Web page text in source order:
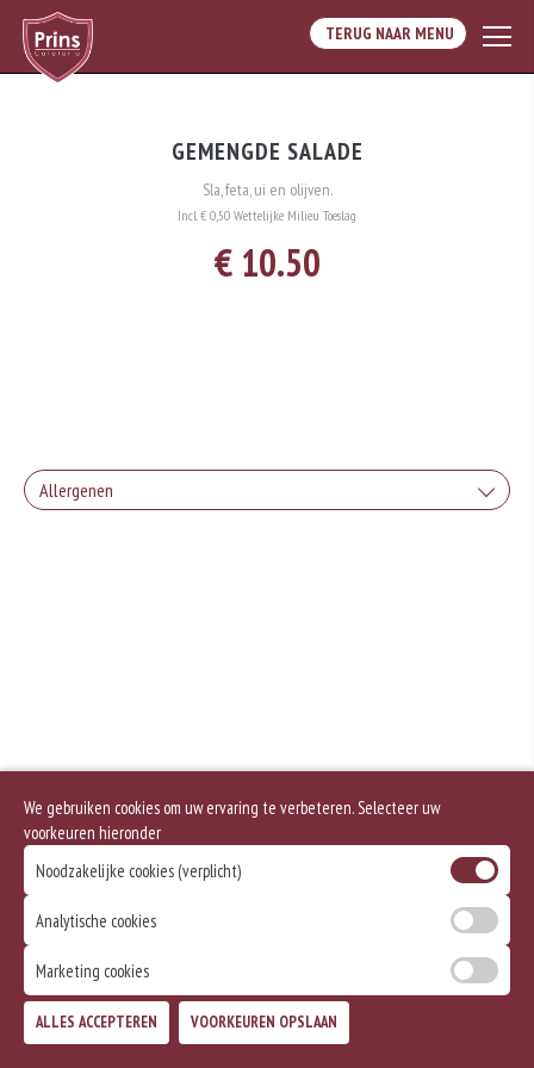
TERUG NAAR MENU
GEMENGDE SALADE
Sla, feta, ui en olijven.
Incl. € 0,50 Wettelijke Milieu Toeslag
€ 10.50
Allergenen
We gebruiken cookies om uw ervaring te verbeteren. Selecteer uw
voorkeuren hieronder
Noodzakelijke cookies (verplicht)
Analytische cookies
Marketing cookies
ALLES ACCEPTEREN VOORKEUREN OPSLAAN